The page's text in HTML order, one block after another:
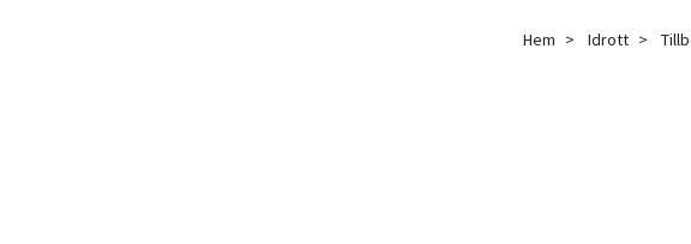
Hem Idrott